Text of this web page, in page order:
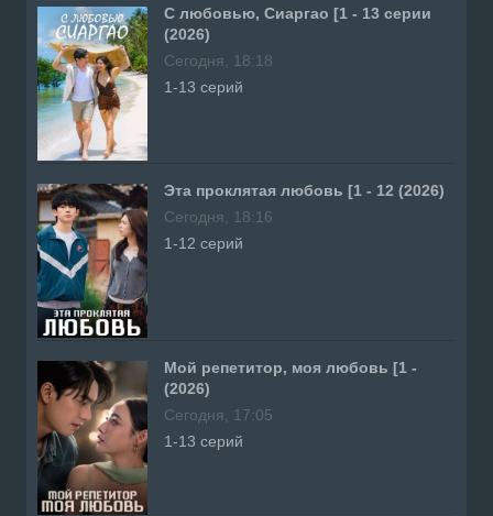
С любовью, Сиаргао [1 - 13 серии
(2026)
Сегодня, 18:18
1-13 серий
Эта проклятая любовь [1 - 12 (2026)
Сегодня, 18:16
1-12 серий
Мой репетитор, моя любовь [1 -
(2026)
Сегодня, 17:05
1-13 серий